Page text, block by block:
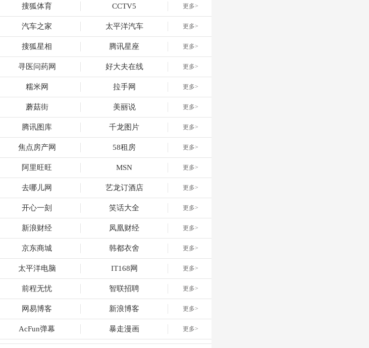
搜狐体育 CCTV5 更多>
汽车之家 太平洋汽车 更多>
搜狐星相 腾讯星座 更多>
寻医问药网 好大夫在线 更多>
糯米网 拉手网 更多>
蘑菇街 美丽说 更多>
腾讯图库 千龙图片 更多>
焦点房产网 58租房 更多>
阿里旺旺 MSN 更多>
去哪儿网 艺龙订酒店 更多>
开心一刻 笑话大全 更多>
新浪财经 凤凰财经 更多>
京东商城 韩都衣舍 更多>
太平洋电脑 IT168网 更多>
前程无忧 智联招聘 更多>
网易博客 新浪博客 更多>
AcFun弹幕 暴走漫画 更多>